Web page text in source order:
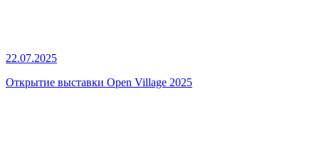
22.07.2025
Открытие выставки Open Village 2025